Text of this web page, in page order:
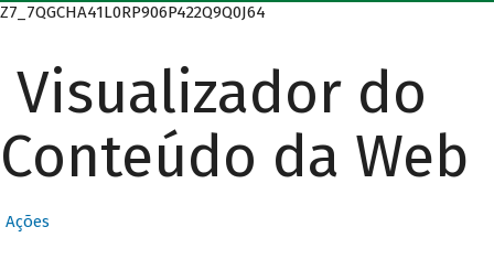
Z7_7QGCHA41L0RP906P422Q9Q0J64
Visualizador do
Conteúdo da Web
Ações